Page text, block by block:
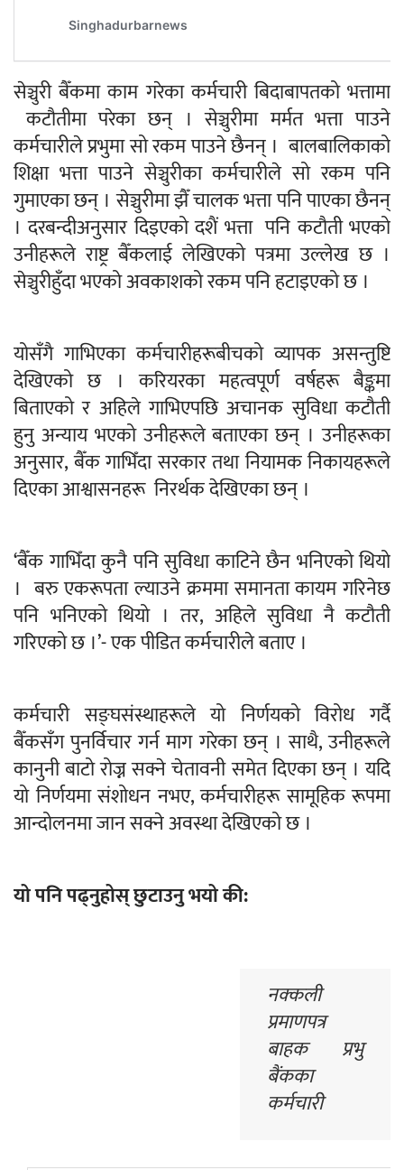
सेञ्चुरी बैँकमा काम गरेका कर्मचारी बिदाबापतको भत्तामा
कटौतीमा परेका छन् । सेञ्चुरीमा मर्मत भत्ता पाउने
कर्मचारीले प्रभुमा सो रकम पाउने छैनन् । बालबालिकाको
शिक्षा भत्ता पाउने सेञ्चुरीका कर्मचारीले सो रकम पनि
गुमाएका छन् । सेञ्चुरीमा झैँ चालक भत्ता पनि पाएका छैनन्
। दरबन्दीअनुसार दिइएको दशैं भत्ता पनि कटौती भएको
उनीहरूले राष्ट्र बैँकलाई लेखिएको पत्रमा उल्लेख छ ।
सेञ्चुरीहुँदा भएको अवकाशको रकम पनि हटाइएको छ ।
योसँगै गाभिएका कर्मचारीहरूबीचको व्यापक असन्तुष्टि
देखिएको छ । करियरका महत्वपूर्ण वर्षहरू बैङ्कमा
बिताएको र अहिले गाभिएपछि अचानक सुविधा कटौती
हुनु अन्याय भएको उनीहरूले बताएका छन् । उनीहरूका
अनुसार, बैँक गाभिँदा सरकार तथा नियामक निकायहरूले
दिएका आश्वासनहरू निरर्थक देखिएका छन् ।
‘बैँक गाभिँदा कुनै पनि सुविधा काटिने छैन भनिएको थियो
। बरु एकरूपता ल्याउने क्रममा समानता कायम गरिनेछ
पनि भनिएको थियो । तर, अहिले सुविधा नै कटौती
गरिएको छ ।’- एक पीडित कर्मचारीले बताए ।
कर्मचारी सङ्घसंस्थाहरूले यो निर्णयको विरोध गर्दै
बैँकसँग पुनर्विचार गर्न माग गरेका छन् । साथै, उनीहरूले
कानुनी बाटो रोज्न सक्ने चेतावनी समेत दिएका छन् । यदि
यो निर्णयमा संशोधन नभए, कर्मचारीहरू सामूहिक रूपमा
आन्दोलनमा जान सक्ने अवस्था देखिएको छ ।
यो पनि पढ्नुहोस् छुटाउनु भयो की:
नक्कली
प्रमाणपत्र
बाहक प्रभु
बैंकका
कर्मचारी